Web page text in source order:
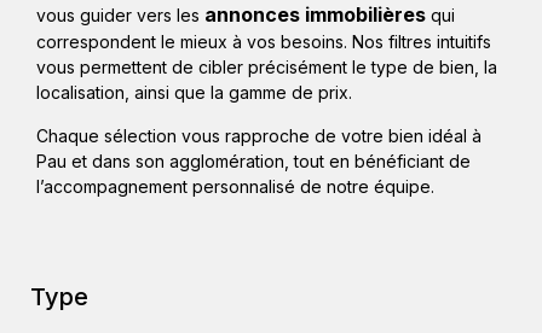
vous guider vers les annonces immobilières qui
correspondent le mieux à vos besoins. Nos filtres intuitifs
vous permettent de cibler précisément le type de bien, la
localisation, ainsi que la gamme de prix.
Chaque sélection vous rapproche de votre bien idéal à
Pau et dans son agglomération, tout en bénéficiant de
l’accompagnement personnalisé de notre équipe.
Type